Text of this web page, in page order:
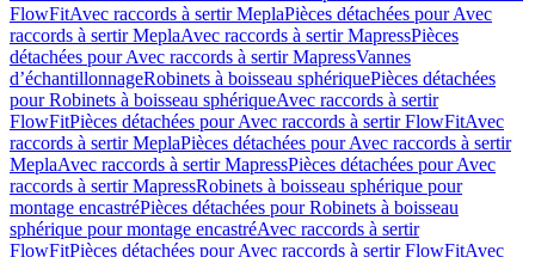
FlowFitAvec raccords à sertir MeplaPièces détachées pour Avec
raccords à sertir MeplaAvec raccords à sertir MapressPièces
détachées pour Avec raccords à sertir MapressVannes
d’échantillonnageRobinets à boisseau sphériquePièces détachées
pour Robinets à boisseau sphériqueAvec raccords à sertir
FlowFitPièces détachées pour Avec raccords à sertir FlowFitAvec
raccords à sertir MeplaPièces détachées pour Avec raccords à sertir
MeplaAvec raccords à sertir MapressPièces détachées pour Avec
raccords à sertir MapressRobinets à boisseau sphérique pour
montage encastréPièces détachées pour Robinets à boisseau
sphérique pour montage encastréAvec raccords à sertir
FlowFitPièces détachées pour Avec raccords à sertir FlowFitAvec